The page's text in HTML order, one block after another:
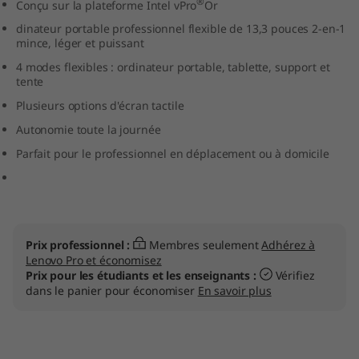
e
l
Conçu sur la plateforme Intel vPro Or
dinateur portable professionnel flexible de 13,3 pouces 2-en-1
mince, léger et puissant
4 modes flexibles : ordinateur portable, tablette, support et
tente
Plusieurs options d'écran tactile
Autonomie toute la journée
Parfait pour le professionnel en déplacement ou à domicile
Prix professionnel : Membres seulementAdhérez à
Lenovo Pro et économisez
Prix pour les étudiants et les enseignants :
Vérifiez
dans le panier pour économiser En savoir plus